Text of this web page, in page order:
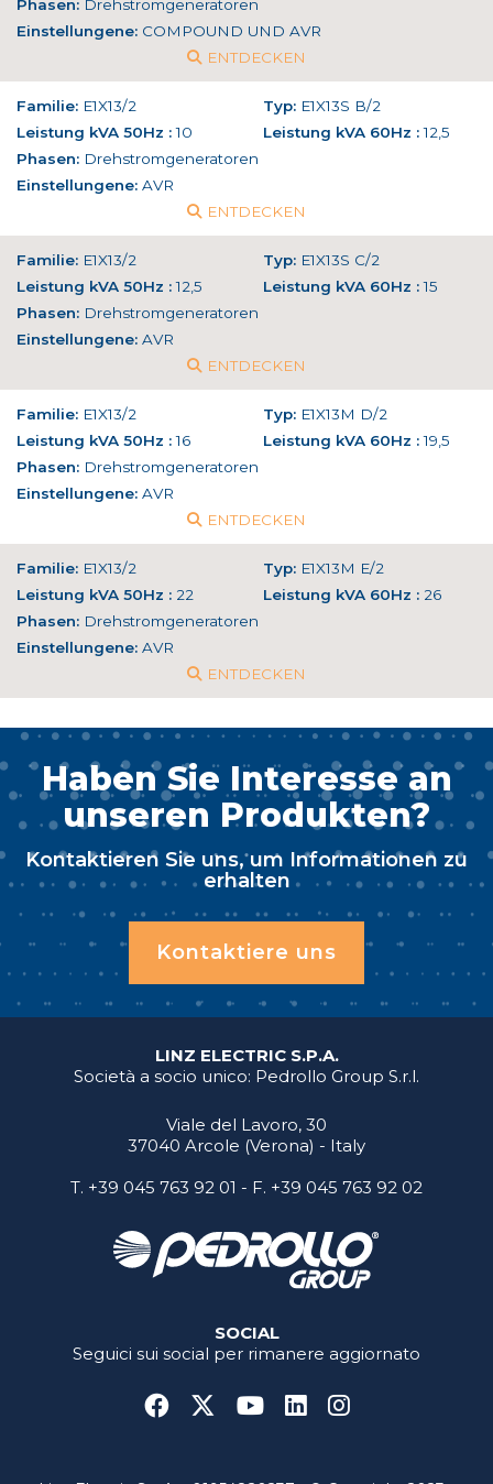
Phasen: Drehstromgeneratoren
Einstellungene: COMPOUND UND AVR
ENTDECKEN
Familie: E1X13/2 Typ: E1X13S B/2
Leistung kVA 50Hz :10 Leistung kVA 60Hz :12,5
Phasen: Drehstromgeneratoren
Einstellungene: AVR
ENTDECKEN
Familie: E1X13/2 Typ: E1X13S C/2
Leistung kVA 50Hz :12,5 Leistung kVA 60Hz :15
Phasen: Drehstromgeneratoren
Einstellungene: AVR
ENTDECKEN
Familie: E1X13/2 Typ: E1X13M D/2
Leistung kVA 50Hz :16 Leistung kVA 60Hz :19,5
Phasen: Drehstromgeneratoren
Einstellungene: AVR
ENTDECKEN
Familie: E1X13/2 Typ: E1X13M E/2
Leistung kVA 50Hz : 22 Leistung kVA 60Hz : 26
Phasen: Drehstromgeneratoren
Einstellungene: AVR
ENTDECKEN
Haben Sie Interesse an
unseren Produkten?
Kontaktieren Sie uns, um Informationen zu
erhalten
Kontaktiere uns
LINZ ELECTRIC S.P.A.
Società a socio unico: Pedrollo Group S.r.l.
Viale del Lavoro, 30
37040 Arcole (Verona) - Italy
T. +39 045 763 92 01 - F. +39 045 763 92 02
SOCIAL
Seguici sui social per rimanere aggiornato